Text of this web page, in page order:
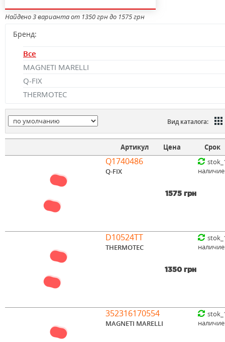
Найдено 3 варианта от 1350 грн до 1575 грн
Бренд:
Все
MAGNETI MARELLI
Q-FIX
THERMOTEC
Вид каталога:
Артикул Цена Срок
Q1740486
Q-FIX
1575 грн
наличие
D10524TT
THERMOTEC
1350 грн
наличие
352316170554
MAGNETI MARELLI
наличие